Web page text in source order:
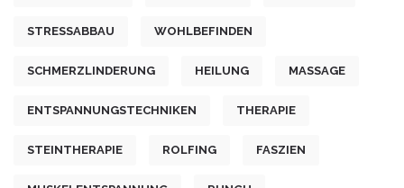
STRESSABBAU WOHLBEFINDEN
SCHMERZLINDERUNG HEILUNG MASSAGE
ENTSPANNUNGSTECHNIKEN THERAPIE
STEINTHERAPIE ROLFING FASZIEN